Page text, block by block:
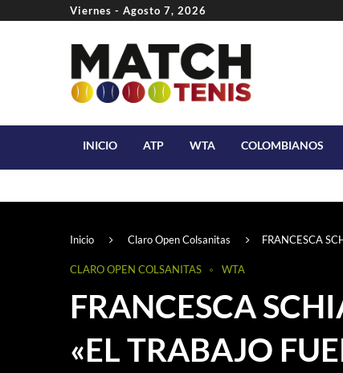
Viernes - Agosto 7, 2026
INICIO ATP WTA COLOMBIANOS
Inicio Claro Open Colsanitas FRANCESCA
CLARO OPEN COLSANITAS WTA
FRANCESCA
«EL TRABAJO